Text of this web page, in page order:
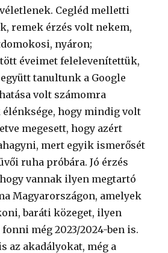
Cegléd melletti
remek érzés volt nekem,
nyáron;
éveimet felelevenítettük,
tanultunk a Google
volt számomra
élénksége, hogy mindig volt
megesett, hogy azért
mert egyik ismerősét
ruha próbára. Jó érzés
vannak ilyen megtartó
Magyarországon, amelyek
baráti közeget, ilyen
még 2023/2024-ben is.
az akadályokat, még a